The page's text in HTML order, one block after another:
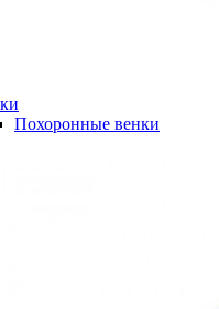
Похоронные венки